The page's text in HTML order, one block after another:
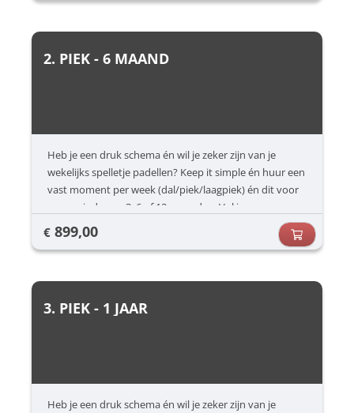
2. PIEK - 6 MAAND
Heb je een druk schema én wil je zeker zijn van je
wekelijks spelletje padellen? Keep it simple én huur een
vast moment per week (dal/piek/laagpiek) én dit voor
een periode van 3, 6 of 12 maanden. Vul jouw
voorkeuren in (dag/uur) en dan zorgen wij voor de rest.
€ 899,00
3. PIEK - 1 JAAR
Heb je een druk schema én wil je zeker zijn van je